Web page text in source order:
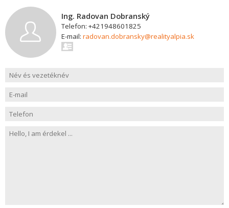
Ing. Radovan Dobranský
Telefon: +421948601825
E-mail: radovan.dobransky@realityalpia.sk